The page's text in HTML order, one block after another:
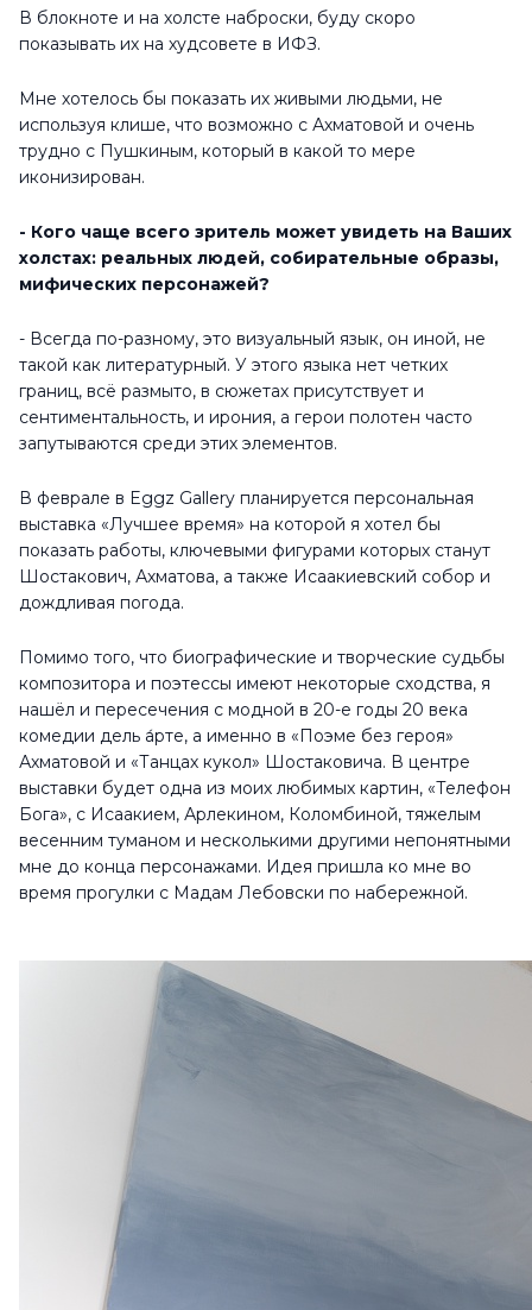
В блокноте и на холсте наброски, буду скоро
показывать их на худсовете в ИФЗ.
Мне хотелось бы показать их живыми людьми, не
используя клише, что возможно с Ахматовой и очень
трудно с Пушкиным, который в какой то мере
иконизирован.
- Кого чаще всего зритель может увидеть на Ваших
холстах: реальных людей, собирательные образы,
мифических персонажей?
- Всегда по-разному, это визуальный язык, он иной, не
такой как литературный. У этого языка нет четких
границ, всё размыто, в сюжетах присутствует и
сентиментальность, и ирония, а герои полотен часто
запутываются среди этих элементов.
В феврале в Eggz Gallery планируется персональная
выставка «Лучшее время» на которой я хотел бы
показать работы, ключевыми фигурами которых станут
Шостакович, Ахматова, а также Исаакиевский собор и
дождливая погода.
Помимо того, что биографические и творческие судьбы
композитора и поэтессы имеют некоторые сходства, я
нашёл и пересечения с модной в 20-е годы 20 века
комедии дель а́рте, а именно в «Поэме без героя»
Ахматовой и «Танцах кукол» Шостаковича. В центре
выставки будет одна из моих любимых картин, «Телефон
Бога», с Исаакием, Арлекином, Коломбиной, тяжелым
весенним туманом и несколькими другими непонятными
мне до конца персонажами. Идея пришла ко мне во
время прогулки с Мадам Лебовски по набережной.